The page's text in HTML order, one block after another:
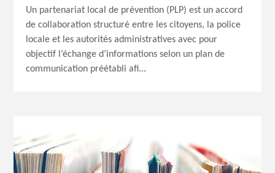
Un partenariat local de prévention (PLP) est un accord
de collaboration structuré entre les citoyens, la police
locale et les autorités administratives avec pour
objectif l’échange d’informations selon un plan de
communication préétabli afi...